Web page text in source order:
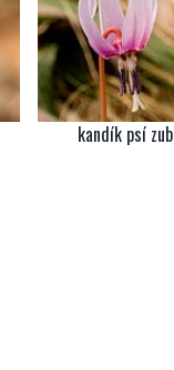
kandík psí zub